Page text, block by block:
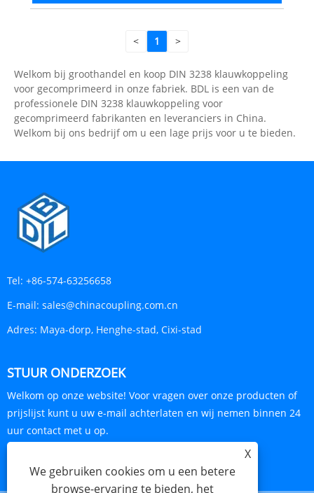
< 1 >
Welkom bij groothandel en koop DIN 3238 klauwkoppeling
voor gecomprimeerd in onze fabriek. BDL is een van de
professionele DIN 3238 klauwkoppeling voor
gecomprimeerd fabrikanten en leveranciers in China.
Welkom bij ons bedrijf om u een lage prijs voor u te bieden.
Tel: +86-574-63256658
E-mail: sales@chinacoupling.com.cn
Adres: Maya-dorp, Henghe-stad, Cixi-stad
STUUR ONDERZOEK
Welkom op onze website! Voor vragen over onze producten of
prijslijst kunt u uw e-mail achterlaten en wij nemen binnen 24
uur contact met u op.
X
We gebruiken cookies om u een betere
browse-ervaring te bieden, het